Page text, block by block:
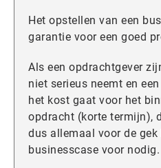
Het opstellen van een
garantie voor een goed
Als een opdrachtgever
niet serieus neemt en
het kost gaat voor het
opdracht (korte termijn),
dus allemaal voor de gek
businesscase voor nodig.